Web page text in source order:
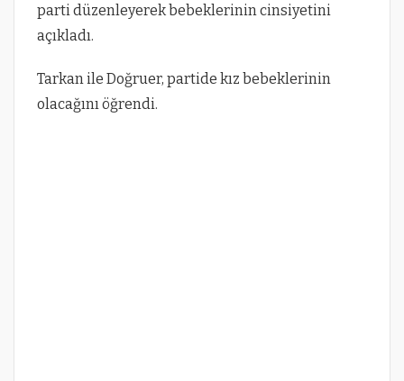
parti düzenleyerek bebeklerinin cinsiyetini
açıkladı.
Tarkan ile Doğruer, partide kız bebeklerinin
olacağını öğrendi.